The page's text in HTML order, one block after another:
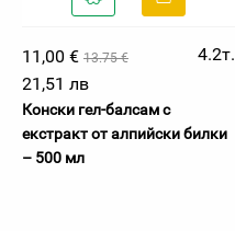
11,00 € 13.75 €
4.2т.
21,51 лв
Конски гел-балсам с
екстракт от алпийски билки
– 500 мл